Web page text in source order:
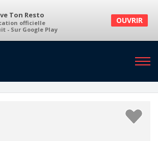
Ton Resto
officielle
- Sur Google Play
OUVRIR
et environs